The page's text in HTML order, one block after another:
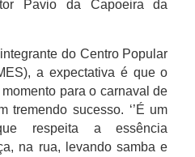
Pavio da Capoeira da
do Centro Popular
a expectativa é que o
para o carnaval de
tremendo sucesso. ‘’É um
respeita a essência
na rua, levando samba e